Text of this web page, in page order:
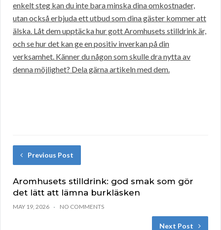
enkelt steg kan du inte bara minska dina omkostnader,
utan också erbjuda ett utbud som dina gäster kommer att
älska. Låt dem upptäcka hur gott Aromhusets stilldrink är,
och se hur det kan ge en positiv inverkan på din
verksamhet. Känner du någon som skulle dra nytta av
denna möjlighet? Dela gärna artikeln med dem.
Previous Post
Aromhusets stilldrink: god smak som gör
det lätt att lämna burkläsken
MAY 19, 2026 NO COMMENTS
Next Post